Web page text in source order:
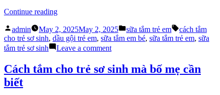
Continue reading“Tìm
thành
phần
lành
trong
sữa
Posted
by
admin May 2, 2025May 2, 2025
Posted
in
sữa tắm trẻ em Tags:
cách tắm
cho trẻ sơ sinh, dầu gội trẻ em, sữa tắm em bé, sữa tắm trẻ em, sữa
tắm trẻ sơ sinh
Leave a commenton
hiểu
thành
Cách tắm cho trẻ sơ sinh mà bố mẹ cần
biết